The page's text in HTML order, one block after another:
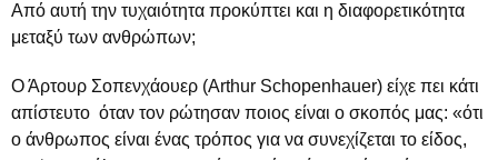
Από αυτή την τυχαιότητα προκύπτει και η διαφορετικότητα
μεταξύ των ανθρώπων;
Ο Άρτουρ Σοπενχάουερ (Arthur Schopenhauer) είχε πει κάτι
απίστευτο όταν τον ρώτησαν ποιος είναι ο σκοπός μας: «ότι
ο άνθρωπος είναι ένας τρόπος για να συνεχίζεται το είδος,